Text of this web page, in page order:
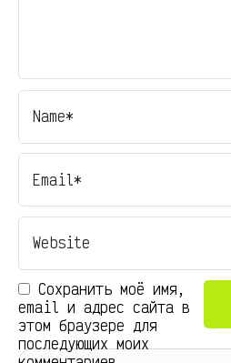
Сохранить моё имя,
email и адрес сайта в
этом браузере для
последующих моих